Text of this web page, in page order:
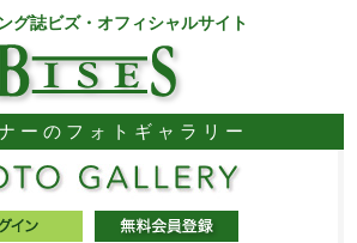
グ誌ビズ・オフィシャルサイト
ーのフォトギャラリー